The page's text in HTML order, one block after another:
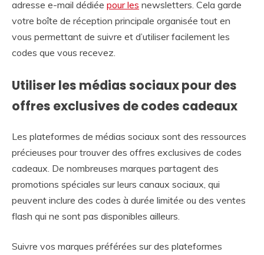
adresse e-mail dédiée pour les newsletters. Cela garde
votre boîte de réception principale organisée tout en
vous permettant de suivre et d’utiliser facilement les
codes que vous recevez.
Utiliser les médias sociaux pour des
offres exclusives de codes cadeaux
Les plateformes de médias sociaux sont des ressources
précieuses pour trouver des offres exclusives de codes
cadeaux. De nombreuses marques partagent des
promotions spéciales sur leurs canaux sociaux, qui
peuvent inclure des codes à durée limitée ou des ventes
flash qui ne sont pas disponibles ailleurs.
Suivre vos marques préférées sur des plateformes